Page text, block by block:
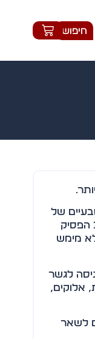
חיפוש
של
הגוף והנפש, אשר אין להם אפשרות מימוש בחברה הדתית, בגיל 16 הפסיק
מימש
לגשר
אלוקים,
לשאר